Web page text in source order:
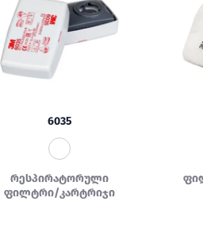
6035
რესპირატორული
ფილტრი/კარტრიჯი